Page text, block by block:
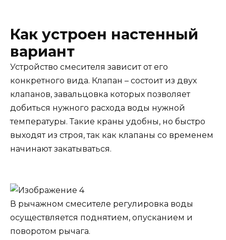
Как устроен настенный
вариант
Устройство смесителя зависит от его
конкретного вида. Клапан – состоит из двух
клапанов, завальцовка которых позволяет
добиться нужного расхода воды нужной
температуры. Такие краны удобны, но быстро
выходят из строя, так как клапаны со временем
начинают закатываться.
В рычажном смесителе регулировка воды
осуществляется поднятием, опусканием и
поворотом рычага.